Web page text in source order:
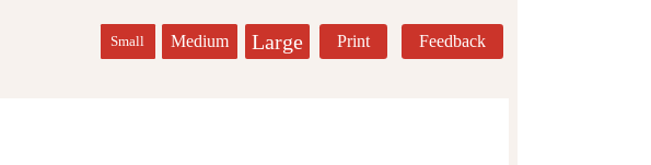
Small Medium Large Print Feedback